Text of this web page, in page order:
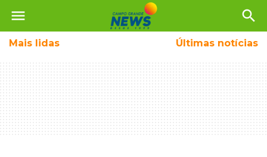
menu search
Mais lidas Últimas notícias